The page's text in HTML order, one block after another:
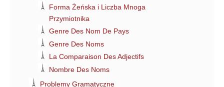
Forma Żeńska i Liczba Mnoga
Przymiotnika
Genre Des Nom De Pays
Genre Des Noms
La Comparaison Des Adjectifs
Nombre Des Noms
Problemy Gramatyczne